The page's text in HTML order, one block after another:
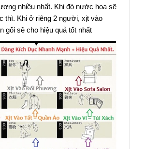
nhiều nhất. Khi đó nước hoa sẽ
thì. Khi ở riêng 2 người, xịt vào
gối sẽ cho hiệu quả tốt nhất